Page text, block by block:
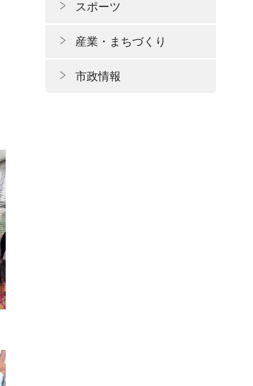
スポーツ
産業・まちづくり
市政情報